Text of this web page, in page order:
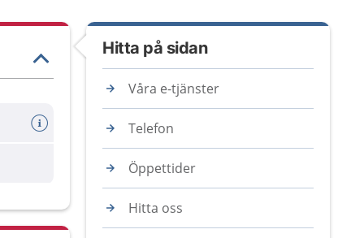
Hitta på sidan
Våra e-tjänster
Telefon
Öppettider
Hitta oss